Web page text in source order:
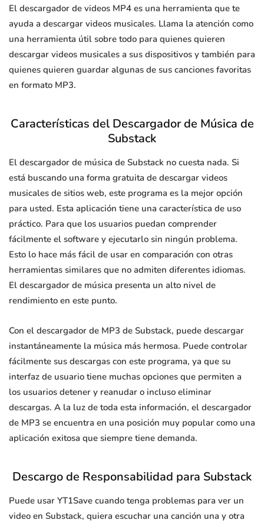
El descargador de videos MP4 es una herramienta que te
ayuda a descargar videos musicales. Llama la atención como
una herramienta útil sobre todo para quienes quieren
descargar videos musicales a sus dispositivos y también para
quienes quieren guardar algunas de sus canciones favoritas
en formato MP3.
Características del Descargador de Música de
Substack
El descargador de música de Substack no cuesta nada. Si
está buscando una forma gratuita de descargar videos
musicales de sitios web, este programa es la mejor opción
para usted. Esta aplicación tiene una característica de uso
práctico. Para que los usuarios puedan comprender
fácilmente el software y ejecutarlo sin ningún problema.
Esto lo hace más fácil de usar en comparación con otras
herramientas similares que no admiten diferentes idiomas.
El descargador de música presenta un alto nivel de
rendimiento en este punto.
Con el descargador de MP3 de Substack, puede descargar
instantáneamente la música más hermosa. Puede controlar
fácilmente sus descargas con este programa, ya que su
interfaz de usuario tiene muchas opciones que permiten a
los usuarios detener y reanudar o incluso eliminar
descargas. A la luz de toda esta información, el descargador
de MP3 se encuentra en una posición muy popular como una
aplicación exitosa que siempre tiene demanda.
Descargo de Responsabilidad para Substack
Puede usar YT1Save cuando tenga problemas para ver un
video en Substack, quiera escuchar una canción una y otra